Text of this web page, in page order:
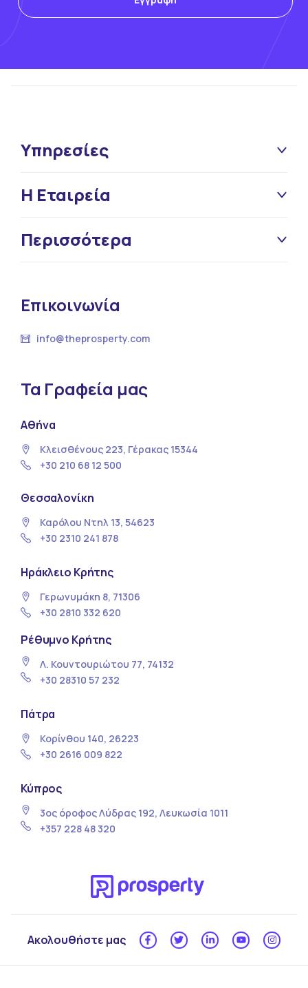
Υπηρεσίες
Η Εταιρεία
Περισσότερα
Επικοινωνία
info@theprosperty.com
Τα Γραφεία μας
Αθήνα
Κλεισθένους 223, Γέρακας 15344
+30 210 68 12 500
Θεσσαλονίκη
Καρόλου Ντηλ 13, 54623
+30 2310 241 878
Ηράκλειο Κρήτης
Γερωνυμάκη 8, 71306
+30 2810 332 620
Ρέθυμνο Κρήτης
Λ. Κουντουριώτου 77, 74132
+30 28310 57 232
Πάτρα
Κορίνθου 140, 26223
+30 2616 009 822
Κύπρος
3ος όροφος Λύδρας 192, Λευκωσία 1011
+357 228 48 320
Ακολουθήστε μας